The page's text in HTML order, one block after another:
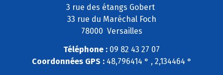
3 rue des étangs Gobert
33 rue du Maréchal Foch
78000 Versailles
Téléphone : 09 82 43 27 07
Coordonnées GPS :48,796414 ° , 2,134464 °